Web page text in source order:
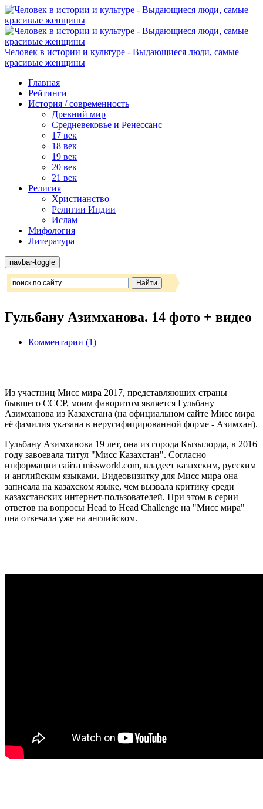
Человек в истории и культуре - Выдающиеся люди, самые
красивые женщины
Главная
Рейтинги
История / современность
Древний мир
Средневековье и Ренессанс
17 век
18 век
19 век
20 век
21 век
Религия
Христианство
Религии Индии
Ислам
Мифология
Литература
navbar-toggle
Гульбану Азимханова. 14 фото + видео
Комментарии (1)
Из участниц Мисс мира 2017, представляющих страны
бывшего СССР, моим фаворитом является Гульбану
Азимханова из Казахстана (на официальном сайте Мисс мира
её фамилия указана в нерусифицированной форме - Азимхан).
Гульбану Азимханова 19 лет, она из города Кызылорда, в 2016
году завоевала титул "Мисс Казахстан". Согласно
информации сайта missworld.com, владеет казахским, русским
и английским языками. Видеовизитку для Мисс мира она
записала на казахском языке, чем вызвала критику среди
казахстанских интернет-пользователей. При этом в серии
ответов на вопросы Head to Head Challenge на "Мисс мира"
она отвечала уже на английском.